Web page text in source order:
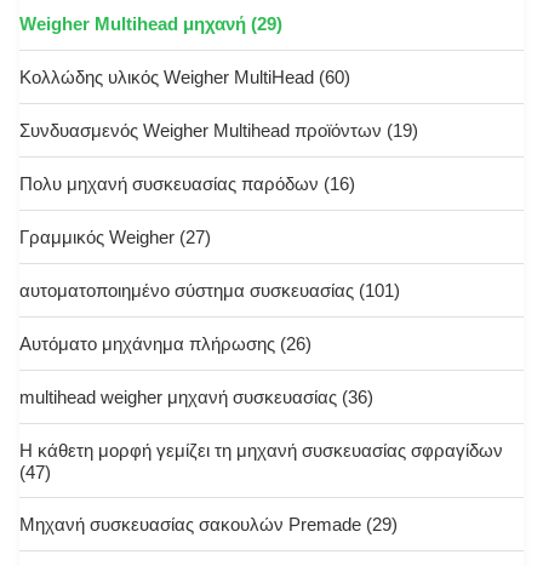
Weigher Multihead μηχανή (29)
Κολλώδης υλικός Weigher MultiHead (60)
Συνδυασμενός Weigher Multihead προϊόντων (19)
Πολυ μηχανή συσκευασίας παρόδων (16)
Γραμμικός Weigher (27)
αυτοματοποιημένο σύστημα συσκευασίας (101)
Αυτόματο μηχάνημα πλήρωσης (26)
multihead weigher μηχανή συσκευασίας (36)
Η κάθετη μορφή γεμίζει τη μηχανή συσκευασίας σφραγίδων
(47)
Μηχανή συσκευασίας σακουλών Premade (29)